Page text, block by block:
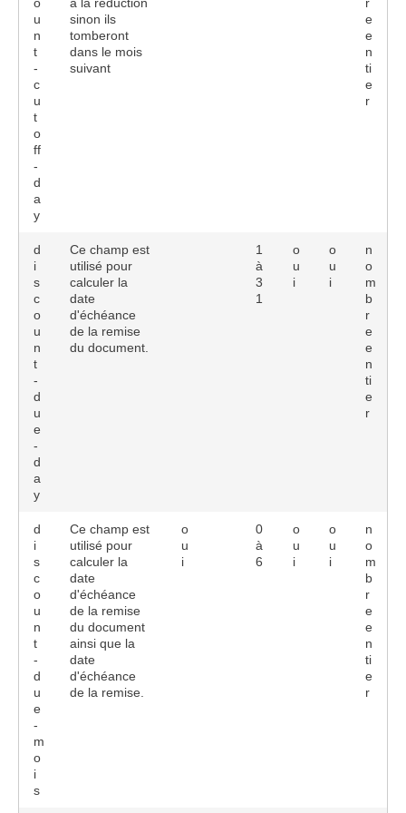
u
n
t
-
c
u
t
o
ff
-
d
a
y
sinon ils
tomberont
dans le mois
suivant
e
e
n
ti
e
r
d
i
s
c
o
u
n
t
-
d
u
e
-
d
a
y
Ce champ est
utilisé pour
calculer la
date
d'échéance
de la remise
du document.
1
à
3
1
o
u
i
o
u
i
n
o
m
b
r
e
e
n
ti
e
r
d
i
s
c
o
u
n
t
-
d
u
e
-
m
o
i
s
Ce champ est
utilisé pour
calculer la
date
d'échéance
de la remise
du document
ainsi que la
date
d'échéance
de la remise.
o
u
i
0
à
6
o
u
i
o
u
i
n
o
m
b
r
e
e
n
ti
e
r